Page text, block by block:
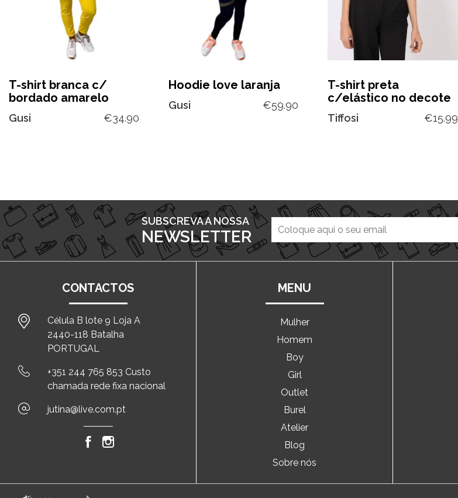
T-shirt branca c/
bordado amarelo
Gusi €34.90
Hoodie love laranja
Gusi €59.90
T-shirt preta
c/elástico no decote
Tiffosi €15.99
SUBSCREVA A NOSSA
NEWSLETTER
CONTACTOS
Célula B lote 9 Loja A
2440-118 Batalha
PORTUGAL
+351 244 765 853 Custo
chamada rede fixa nacional
jutina@live.com.pt
MENU
Mulher
Homem
Boy
Girl
Outlet
Burel
Atelier
Blog
Sobre nós